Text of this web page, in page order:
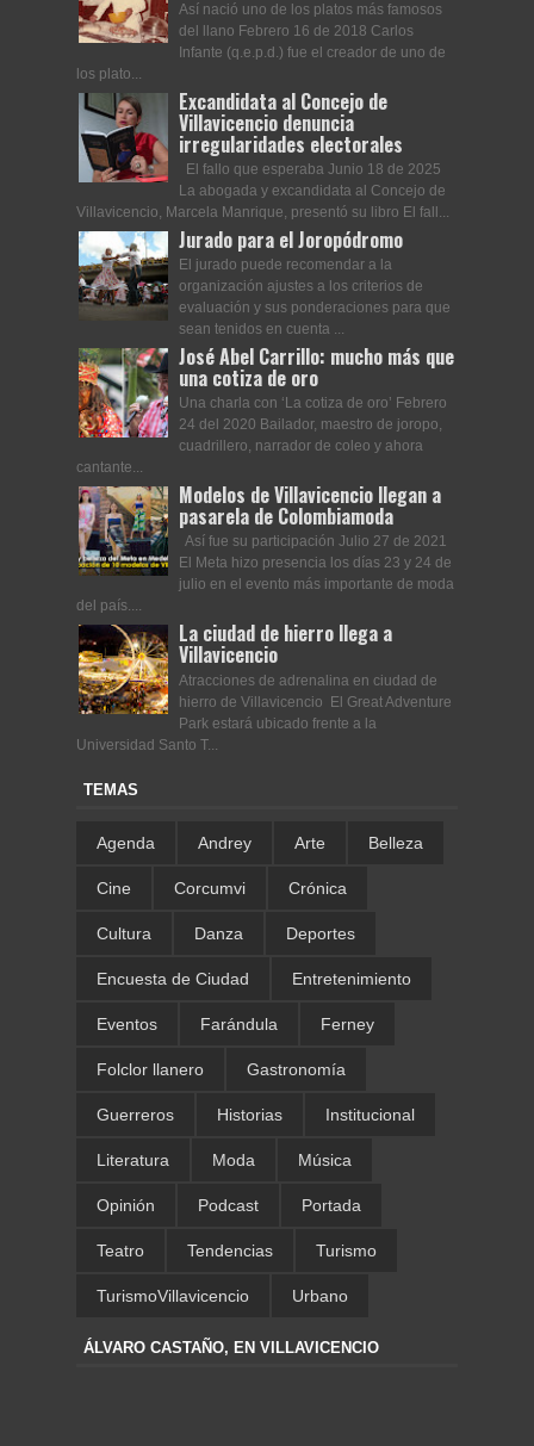
Así nació uno de los platos más famosos
del llano Febrero 16 de 2018 Carlos
Infante (q.e.p.d.) fue el creador de uno de
los plato...
Excandidata al Concejo de
Villavicencio denuncia
irregularidades electorales
El fallo que esperaba Junio 18 de 2025
La abogada y excandidata al Concejo de
Villavicencio, Marcela Manrique, presentó su libro El fall...
Jurado para el Joropódromo
El jurado puede recomendar a la
organización ajustes a los criterios de
evaluación y sus ponderaciones para que
sean tenidos en cuenta ...
José Abel Carrillo: mucho más que
una cotiza de oro
Una charla con ‘La cotiza de oro’ Febrero
24 del 2020 Bailador, maestro de joropo,
cuadrillero, narrador de coleo y ahora
cantante...
Modelos de Villavicencio llegan a
pasarela de Colombiamoda
Así fue su participación Julio 27 de 2021
El Meta hizo presencia los días 23 y 24 de
julio en el evento más importante de moda
del país....
La ciudad de hierro llega a
Villavicencio
Atracciones de adrenalina en ciudad de
hierro de Villavicencio El Great Adventure
Park estará ubicado frente a la
Universidad Santo T...
TEMAS
Agenda Andrey Arte Belleza
Cine Corcumvi Crónica
Cultura Danza Deportes
Encuesta de Ciudad Entretenimiento
Eventos Farándula Ferney
Folclor llanero Gastronomía
Guerreros Historias Institucional
Literatura Moda Música
Opinión Podcast Portada
Teatro Tendencias Turismo
TurismoVillavicencio Urbano
ÁLVARO CASTAÑO, EN VILLAVICENCIO